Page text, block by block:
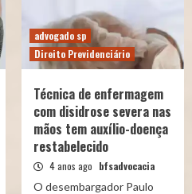
advogado sp
Direito Previdenciário
Técnica de enfermagem
com disidrose severa nas
mãos tem auxílio-doença
restabelecido
4 anos ago bfsadvocacia
O desembargador Paulo